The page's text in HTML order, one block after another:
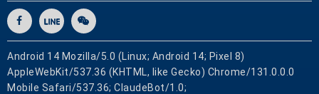
Android 14 Mozilla/5.0 (Linux; Android 14; Pixel 8)
AppleWebKit/537.36 (KHTML, like Gecko) Chrome/131.0.0.0
Mobile Safari/537.36; ClaudeBot/1.0;